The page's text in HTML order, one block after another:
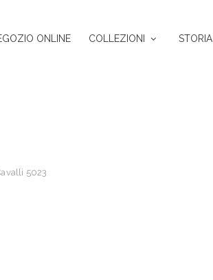
ONLINE COLLEZIONI STORIA
5023